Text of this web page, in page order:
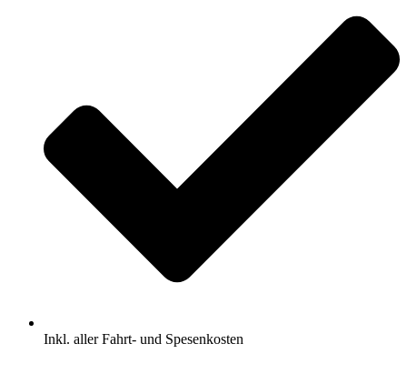
Inkl. aller Fahrt- und Spesenkosten